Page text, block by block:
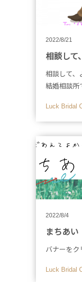
2022/8/21
相談して
相談して、
結婚相談所
Luck Bridal
2022/8/4
まちあい
バナーを
Luck Bridal